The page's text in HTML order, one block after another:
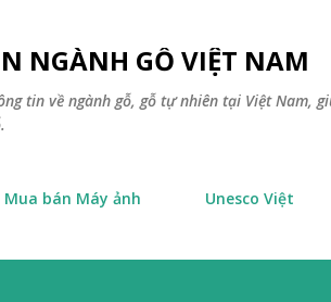
NGÀNH GỖ VIỆT NAM
tin về ngành gỗ, gỗ tự nhiên tại Việt Nam,
Mua bán Máy ảnh Unesco Việt